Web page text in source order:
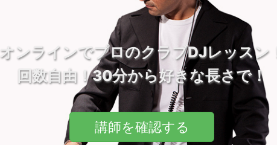
オンラインでプロのクラブDJレッスン
回数自由！30分から好きな長さで！
講師を確認する